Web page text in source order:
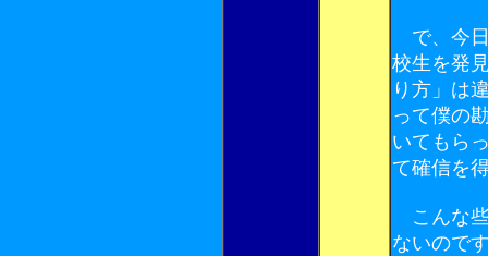
で、今日
校生を発
り方」は
って僕の
いてもら
て確信を
こんな些
ないので